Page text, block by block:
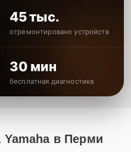
45 тыс.
отремонтировано устройств
30 мин
бесплатная диагностика
Yamaha в Перми